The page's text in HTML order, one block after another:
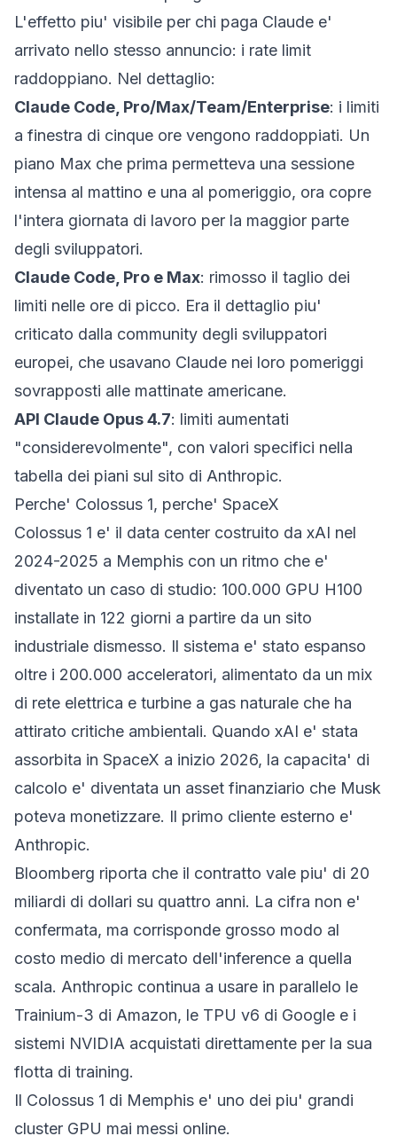
L'effetto piu' visibile per chi paga Claude e'
arrivato nello stesso annuncio: i rate limit
raddoppiano. Nel dettaglio:
Claude Code, Pro/Max/Team/Enterprise: i limiti
a finestra di cinque ore vengono raddoppiati. Un
piano Max che prima permetteva una sessione
intensa al mattino e una al pomeriggio, ora copre
l'intera giornata di lavoro per la maggior parte
degli sviluppatori.
Claude Code, Pro e Max: rimosso il taglio dei
limiti nelle ore di picco. Era il dettaglio piu'
criticato dalla community degli sviluppatori
europei, che usavano Claude nei loro pomeriggi
sovrapposti alle mattinate americane.
API Claude Opus 4.7: limiti aumentati
"considerevolmente", con valori specifici nella
tabella dei piani sul sito di Anthropic.
Perche' Colossus 1, perche' SpaceX
Colossus 1 e' il data center costruito da xAI nel
2024-2025 a Memphis con un ritmo che e'
diventato un caso di studio: 100.000 GPU H100
installate in 122 giorni a partire da un sito
industriale dismesso. Il sistema e' stato espanso
oltre i 200.000 acceleratori, alimentato da un mix
di rete elettrica e turbine a gas naturale che ha
attirato critiche ambientali. Quando xAI e' stata
assorbita in SpaceX a inizio 2026, la capacita' di
calcolo e' diventata un asset finanziario che Musk
poteva monetizzare. Il primo cliente esterno e'
Anthropic.
Bloomberg riporta che il contratto vale piu' di 20
miliardi di dollari su quattro anni. La cifra non e'
confermata, ma corrisponde grosso modo al
costo medio di mercato dell'inference a quella
scala. Anthropic continua a usare in parallelo le
Trainium-3 di Amazon, le TPU v6 di Google e i
sistemi NVIDIA acquistati direttamente per la sua
flotta di training.
Il Colossus 1 di Memphis e' uno dei piu' grandi
cluster GPU mai messi online.